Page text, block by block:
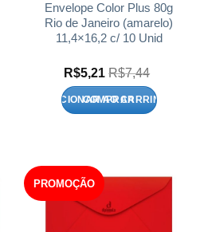
Envelope Color Plus 80g
Rio de Janeiro (amarelo)
11,4×16,2 c/ 10 Unid
R$5,21 R$7,44
ADICIONAR AO CARRINHO
PROMOÇÃO